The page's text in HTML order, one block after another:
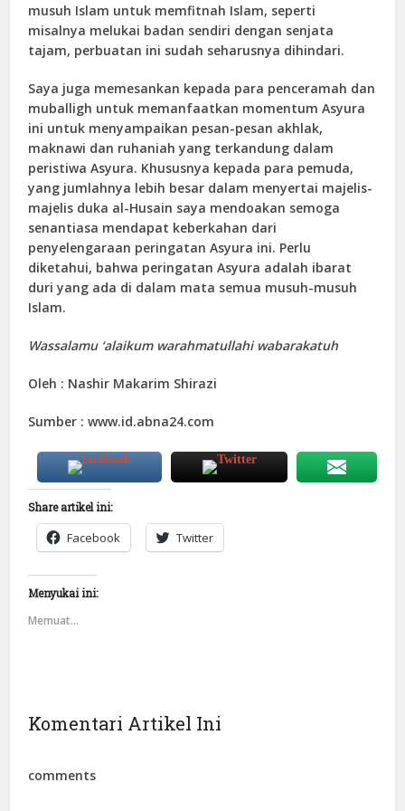
musuh Islam untuk memfitnah Islam, seperti
misalnya melukai badan sendiri dengan senjata
tajam, perbuatan ini sudah seharusnya dihindari.
Saya juga memesankan kepada para penceramah dan
muballigh untuk memanfaatkan momentum Asyura
ini untuk menyampaikan pesan-pesan akhlak,
maknawi dan ruhaniah yang terkandung dalam
peristiwa Asyura. Khususnya kepada para pemuda,
yang jumlahnya lebih besar dalam menyertai majelis-
majelis duka al-Husain saya mendoakan semoga
senantiasa mendapat keberkahan dari
penyelengaraan peringatan Asyura ini. Perlu
diketahui, bahwa peringatan Asyura adalah ibarat
duri yang ada di dalam mata semua musuh-musuh
Islam.
Wassalamu ‘alaikum warahmatullahi wabarakatuh
Oleh : Nashir Makarim Shirazi
Sumber : www.id.abna24.com
Share artikel ini:
Facebook Twitter
Menyukai ini:
Memuat...
Komentari Artikel Ini
comments